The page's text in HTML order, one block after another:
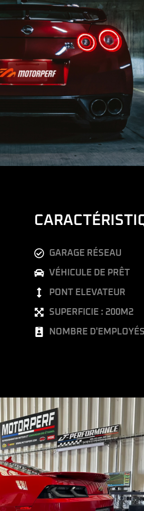
GARAGE RÉSEAU
VÉHICULE DE PRÊT
PONT ELEVATEUR
SUPERFICIE : 200M2
NOMBRE